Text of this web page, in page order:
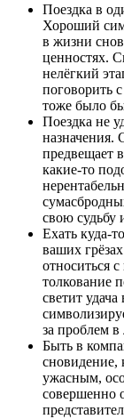
Поездка в
Хороший
в жизни
ценностях.
нелёгкий
поговорить
тоже было
Поездка не
предвещает
какие-то
свою судьбу
Ехать куда-
ваших
относиться
толкование
светит
за проблем
Быть в
сновидение,
ужасным,
совершенно